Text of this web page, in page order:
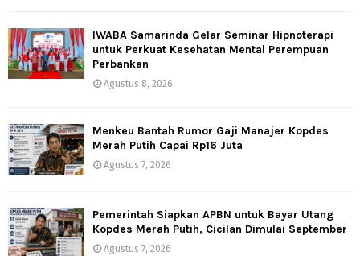
IWABA Samarinda Gelar Seminar Hipnoterapi
untuk Perkuat Kesehatan Mental Perempuan
Perbankan
Agustus 8, 2026
Menkeu Bantah Rumor Gaji Manajer Kopdes
Merah Putih Capai Rp16 Juta
Agustus 7, 2026
Pemerintah Siapkan APBN untuk Bayar Utang
Kopdes Merah Putih, Cicilan Dimulai September
Agustus 7, 2026